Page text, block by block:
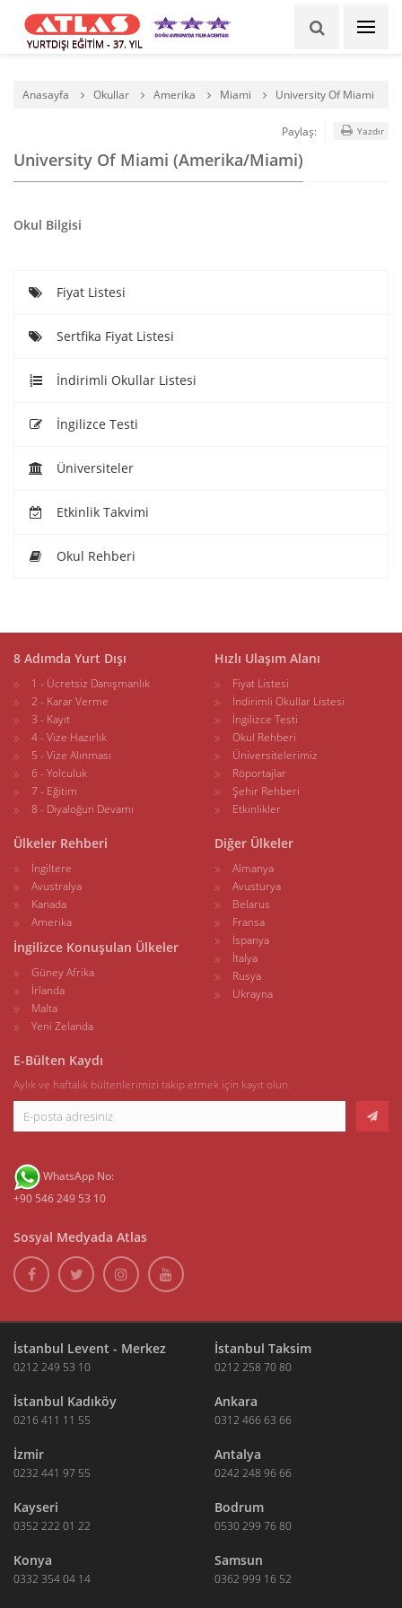
YURTDIŞI EĞİTİM - 37. YIL
Anasayfa Okullar Amerika Miami University Of Miami
University Of Miami (Amerika/Miami)
Paylaş: Yazdır
Okul Bilgisi
Fiyat Listesi
Sertfika Fiyat Listesi
İndirimli Okullar Listesi
İngilizce Testi
Üniversiteler
Etkinlik Takvimi
Okul Rehberi
8 Adımda Yurt Dışı
1 - Ücretsiz Danışmanlık
2 - Karar Verme
3 - Kayıt
4 - Vize Hazırlık
5 - Vize Alınması
6 - Yolculuk
7 - Eğitim
8 - Diyaloğun Devamı
Hızlı Ulaşım Alanı
Fiyat Listesi
İndirimli Okullar Listesi
İngilizce Testi
Okul Rehberi
Üniversitelerimiz
Röportajlar
Şehir Rehberi
Etkinlikler
Ülkeler Rehberi
İngiltere
Avustralya
Kanada
Amerika
İngilizce Konuşulan Ülkeler
Güney Afrika
İrlanda
Malta
Yeni Zelanda
Diğer Ülkeler
Almanya
Avusturya
Belarus
Fransa
İspanya
İtalya
Rusya
Ukrayna
E-Bülten Kaydı
Aylık ve haftalık bültenlerimizi takip etmek için kayıt olun.
WhatsApp No:
+90 546 249 53 10
Sosyal Medyada Atlas
İstanbul Levent - Merkez
0212 249 53 10
İstanbul Taksim
0212 258 70 80
İstanbul Kadıköy
0216 411 11 55
Ankara
0312 466 63 66
İzmir
0232 441 97 55
Antalya
0242 248 96 66
Kayseri
0352 222 01 22
Bodrum
0530 299 76 80
Konya
0332 354 04 14
Samsun
0362 999 16 52